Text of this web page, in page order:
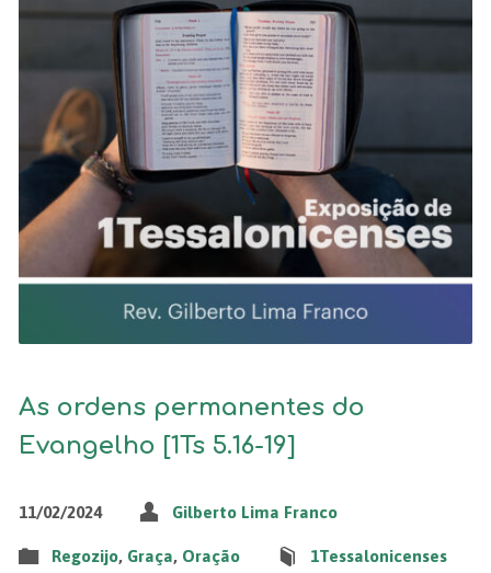
As ordens permanentes do
Evangelho [1Ts 5.16-19]
11/02/2024 Gilberto Lima Franco
Regozijo, Graça, Oração 1Tessalonicenses